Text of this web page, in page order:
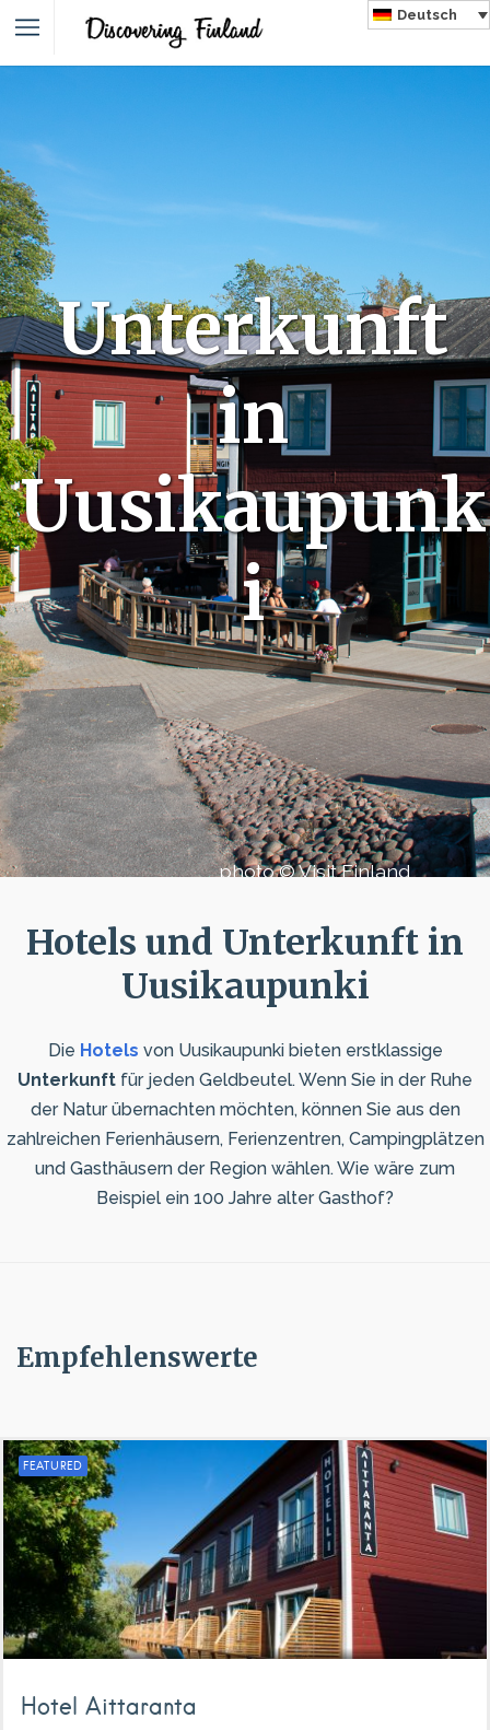
Deutsch
Unterkunft
in
Uusikaupunk
i
photo © Visit Finland
Hotels und Unterkunft in
Uusikaupunki
Die Hotels von Uusikaupunki bieten erstklassige
Unterkunft für jeden Geldbeutel. Wenn Sie in der Ruhe
der Natur übernachten möchten, können Sie aus den
zahlreichen Ferienhäusern, Ferienzentren, Campingplätzen
und Gasthäusern der Region wählen. Wie wäre zum
Beispiel ein 100 Jahre alter Gasthof?
Empfehlenswerte
FEATURED
Hotel Aittaranta